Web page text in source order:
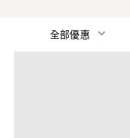
全部優惠